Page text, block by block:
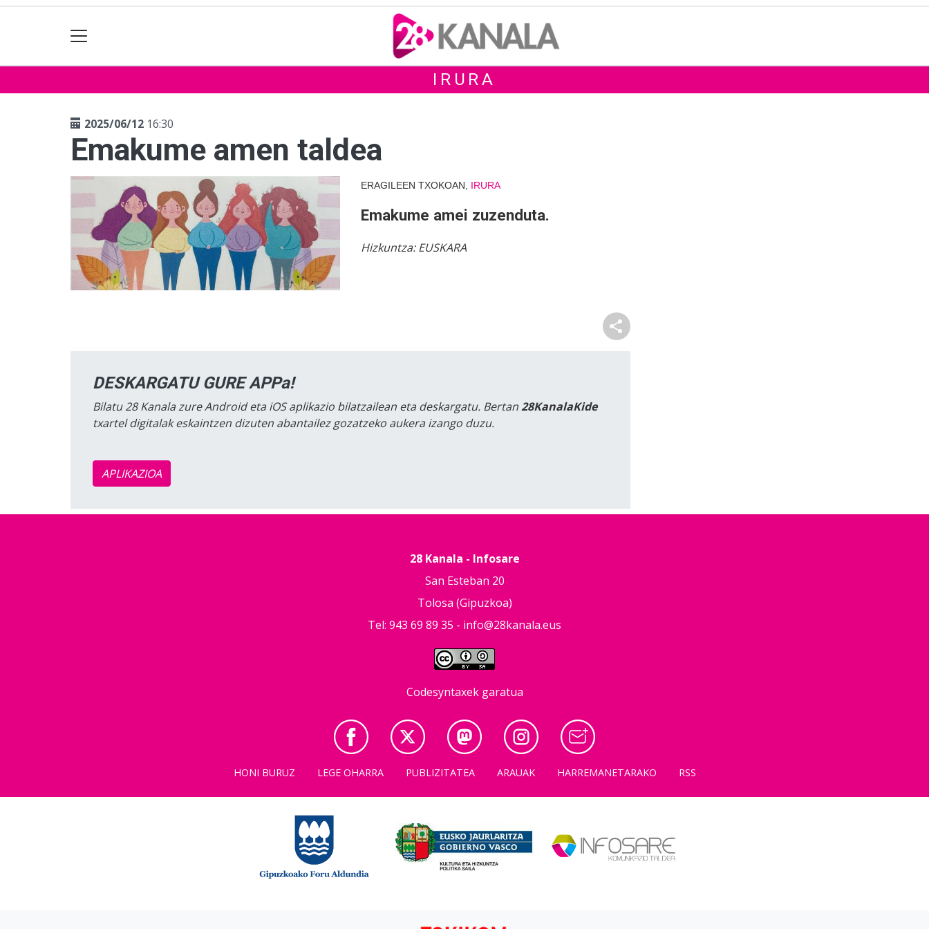
IRURA
2025/06/12 16:30
Emakume amen taldea
ERAGILEEN TXOKOAN, IRURA
Emakume amei zuzenduta.
Hizkuntza:EUSKARA
DESKARGATU GURE APPa!
Bilatu 28 Kanala zure Android eta iOS aplikazio bilatzailean eta deskargatu. Bertan28KanalaKide
txartel digitalak eskaintzen dizuten abantailez gozatzeko aukera izango duzu.
APLIKAZIOA
28 Kanala - Infosare
San Esteban 20
Tolosa (Gipuzkoa)
Tel: 943 69 89 35 - info@28kanala.eus
Codesyntaxek garatua
HONI BURUZ LEGE OHARRA PUBLIZITATEA ARAUAK HARREMANETARAKO RSS